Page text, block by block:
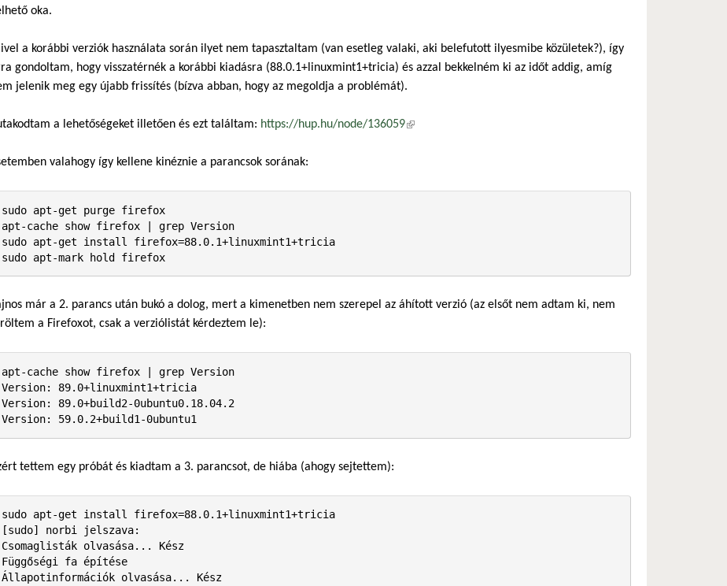
oka.
a korábbi verziók használata során ilyet nem tapasztaltam (van esetleg valaki, aki belefutott ilyesmibe közületek?), így
gondoltam, hogy visszatérnék a korábbi kiadásra (88.0.1+linuxmint1+tricia) és azzal bekkelném ki az időt addig, amíg
jelenik meg egy újabb frissítés (bízva abban, hogy az megoldja a problémát).
a lehetőségeket illetően és ezt találtam: https://hup.hu/node/136059(külső hivatkozás)
valahogy így kellene kinéznie a parancsok sorának:
sudo apt-get purge firefox
apt-cache show firefox | grep Version
sudo apt-get install firefox=88.0.1+linuxmint1+tricia
sudo apt-mark hold firefox
már a 2. parancs után bukó a dolog, mert a kimenetben nem szerepel az áhított verzió (az elsőt nem adtam ki, nem
a Firefoxot, csak a verziólistát kérdeztem le):
apt-cache show firefox | grep Version
Version: 89.0+linuxmint1+tricia
Version: 89.0+build2-0ubuntu0.18.04.2
Version: 59.0.2+build1-0ubuntu1
tettem egy próbát és kiadtam a 3. parancsot, de hiába (ahogy sejtettem):
sudo apt-get install firefox=88.0.1+linuxmint1+tricia
[sudo] norbi jelszava:
Csomaglisták olvasása... Kész
Függőségi fa építése
Állapotinformációk olvasása... Kész